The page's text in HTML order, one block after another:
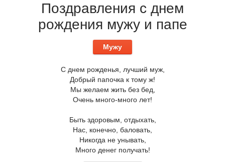
Поздравления с днем
рождения мужу и папе
Мужу
С днем рожденья, лучший муж,
Добрый папочка к тому ж!
Мы желаем жить без бед,
Очень много-много лет!
Быть здоровым, отдыхать,
Нас, конечно, баловать,
Никогда не унывать,
Много денег получать!